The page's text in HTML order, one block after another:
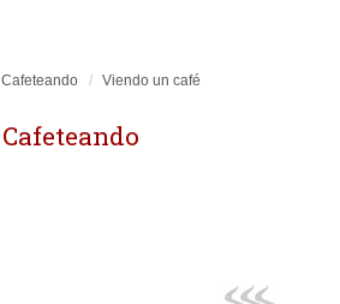
Cafeteando Viendo un café
Cafeteando